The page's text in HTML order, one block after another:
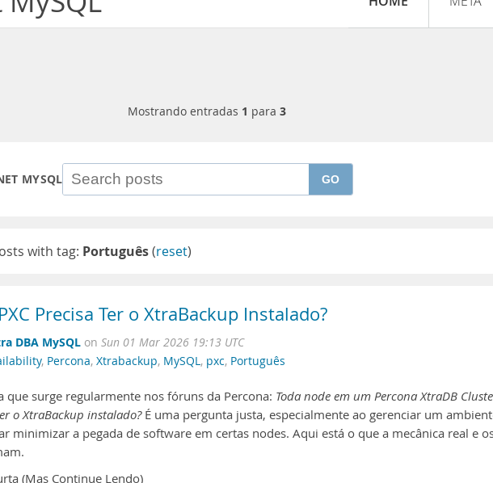
Mostrando entradas 1 para 3
MYSQL GO
with tag: Português(reset)
Precisa Ter o XtraBackup Instalado?
DBA MySQL on Sun 01 Mar 2026 19:13 UTC
, Percona, Xtrabackup, MySQL, pxc, Português
que surge regularmente nos fóruns da Percona: Toda node em um Percona XtraDB
o XtraBackup instalado?É uma pergunta justa, especialmente ao gerenciar um
minimizar a pegada de software em certas nodes. Aqui está o que a mecânica real e
(Mas Continue Lendo)